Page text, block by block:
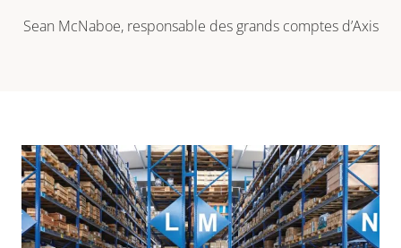
Sean McNaboe, responsable des grands comptes d’Axis